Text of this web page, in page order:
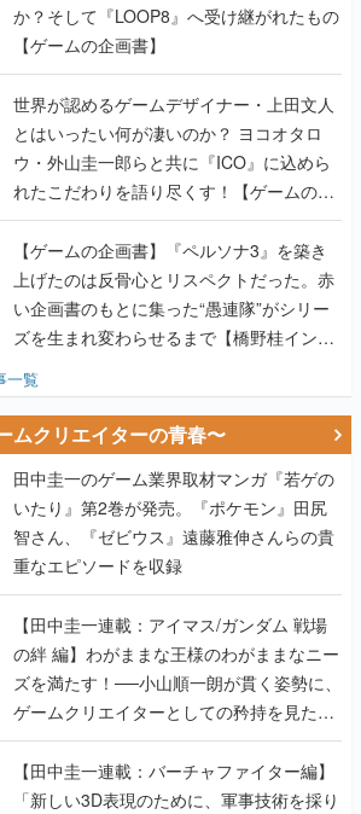
か？そして『LOOP8』へ受け継がれたもの
【ゲームの企画書】
世界が認めるゲームデザイナー・上田文人
とはいったい何が凄いのか？ ヨコオタロ
ウ・外山圭一郎らと共に『ICO』に込めら
れたこだわりを語り尽くす！【ゲームの企
画書】
【ゲームの企画書】『ペルソナ3』を築き
上げたのは反骨心とリスペクトだった。赤
い企画書のもとに集った“愚連隊”がシリー
ズを生まれ変わらせるまで【橋野桂インタ
一覧
ムクリエイターの青春〜
田中圭一のゲーム業界取材マンガ『若ゲの
いたり』第2巻が発売。『ポケモン』田尻
智さん、『ゼビウス』遠藤雅伸さんらの貴
重なエピソードを収録
【田中圭一連載：アイマス/ガンダム 戦場
の絆 編】わがままな王様のわがままなニー
ズを満たす！──小山順一朗が貫く姿勢に、
ゲームクリエイターとしての矜持を見た
【若ゲのいたり最終回】
【田中圭一連載：バーチャファイター編】
「新しい3D表現のために、軍事技術を採り